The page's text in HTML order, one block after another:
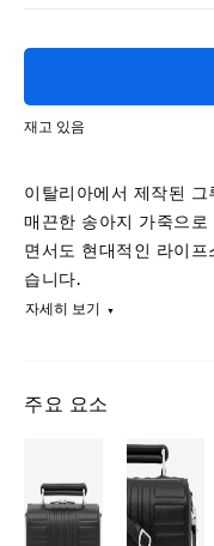
재고 있음
이탈리아에서 제작된
매끈한 송아지 가죽으
면서도 현대적인 라이
습니다.
자세히 보기
주요 요소